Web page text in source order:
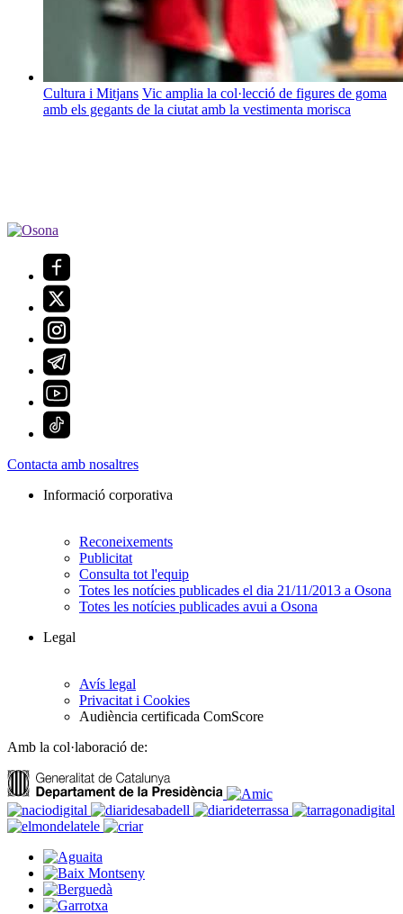
Cultura i Mitjans Vic amplia la col·lecció de figures de goma
amb els gegants de la ciutat amb la vestimenta morisca
Contacta amb nosaltres
Informació corporativa
Reconeixements
Publicitat
Consulta tot l'equip
Totes les notícies publicades el dia 21/11/2013 a Osona
Totes les notícies publicades avui a Osona
Legal
Avís legal
Privacitat i Cookies
Audiència certificada ComScore
Amb la col·laboració de: